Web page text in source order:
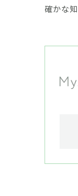
確かな